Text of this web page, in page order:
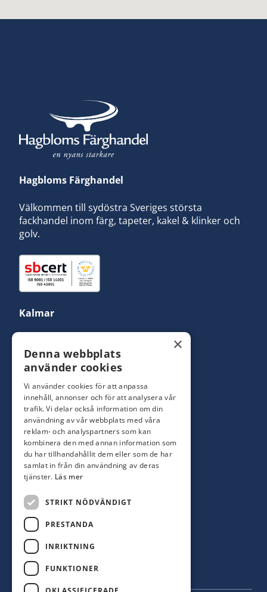
Hagbloms Färghandel
Välkommen till sydöstra Sveriges största
fackhandel inom färg, tapeter, kakel & klinker och
golv.
Kalmar
Yrkesbutik: 0480-44 28 08
info@hagblomsfarghandel.nu
Torsåsgatan 9
392 39 Kalmar
Färjestaden
0485-310 71
oland@hagblomsfarghandel.nu
Storgatan 34
386 30 Färjestaden
×
Denna webbplats
använder cookies
Vi använder cookies för att anpassa
innehåll, annonser och för att analysera vår
trafik. Vi delar också information om din
användning av vår webbplats med våra
reklam- och analyspartners som kan
kombinera den med annan information som
du har tillhandahållit dem eller som de har
samlat in från din användning av deras
tjänster. Läs mer
STRIKT NÖDVÄNDIGT
PRESTANDA
INRIKTNING
FUNKTIONER